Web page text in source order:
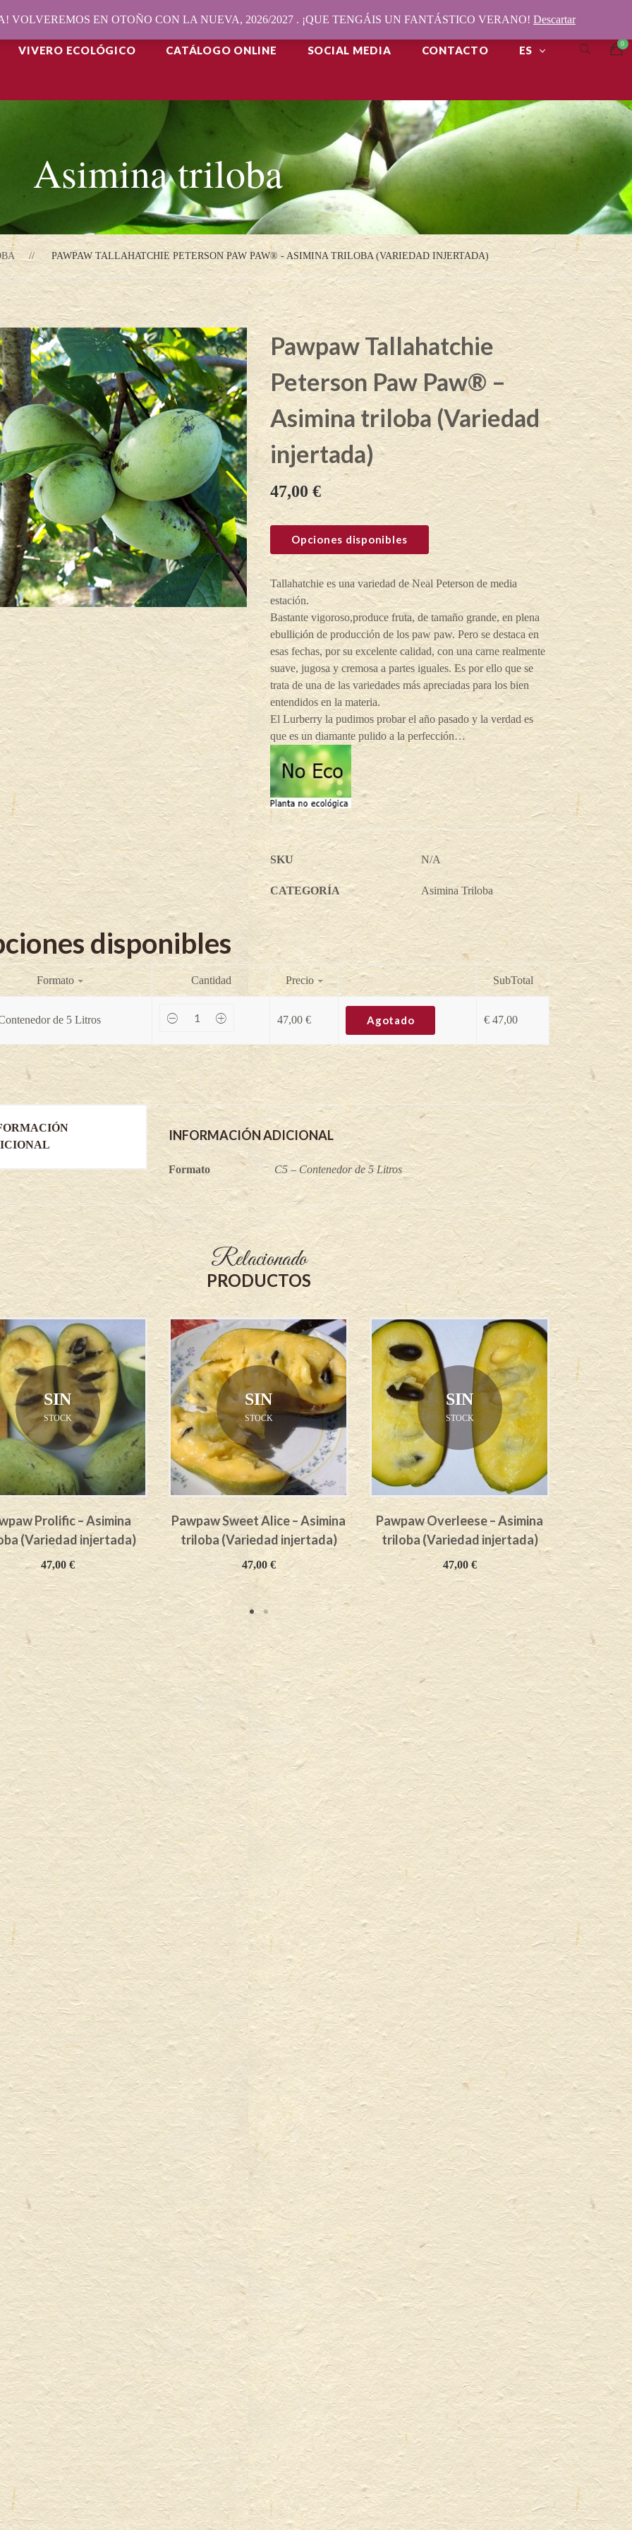
VIVERO ECOLÓGICO CATÁLOGO ONLINE SOCIAL MEDIA CONTACTO ES
Asimina triloba
PAWPAW TALLAHATCHIE PETERSON PAW PAW® - ASIMINA TRILOBA (VARIEDAD INJERTADA)
Pawpaw Tallahatchie
Peterson Paw Paw® –
Asimina triloba (Variedad
injertada)
47,00€
Opciones disponibles
Tallahatchie es una variedad de Neal Peterson de media
estación.
Bastante vigoroso,produce fruta, de tamaño grande, en plena
ebullición de producción de los paw paw. Pero se destaca en
esas fechas, por su excelente calidad, con una carne realmente
suave, jugosa y cremosa a partes iguales. Es por ello que se
trata de una de las variedades más apreciadas para los bien
entendidos en la materia.
El Lurberry la pudimos probar el año pasado y la verdad es
que es un diamante pulido a la perfección…
SKU N/A
CATEGORÍA Asimina Triloba
disponibles
Formato Cantidad Precio SubTotal
de 5 Litros
Pawpaw
Tallahatchie
Paw
Paw®
-
Asimina
triloba
(Variedad
injertada)
quantity
47,00 € Agotado € 47,00
INFORMACIÓN ADICIONAL
Formato C5 – Contenedor de 5 Litros
Relacionado
PRODUCTOS
SIN
STOCK
Prolific – Asimina
(Variedad injertada)
47,00 €
SIN
STOCK
Pawpaw Sweet Alice – Asimina
triloba (Variedad injertada)
47,00€
SIN
STOCK
Pawpaw Overleese – Asimina
triloba (Variedad injertada)
47,00 €
Pawpaw
triloba
VOLVEREMOS EN OTOÑO CON LA NUEVA, 2026/2027 . ¡QUE TENGÁIS UN FANTÁSTICO VERANO! Descartar